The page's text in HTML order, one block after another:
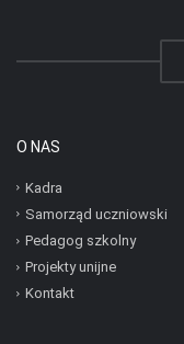
O NAS
Kadra
Samorząd uczniowski
Pedagog szkolny
Projekty unijne
Kontakt